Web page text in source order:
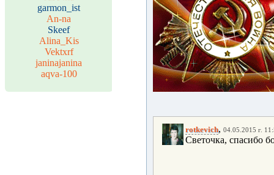
garmon_ist
An-na
Skeef
Alina_Kis
Vektxrf
janinajanina
aqva-100
rotkevich, 04.05.2015 г.
Светочка, спасибо